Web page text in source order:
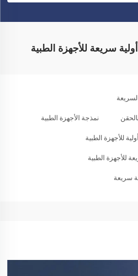
سريعة للأجهزة الطبية
نمذجة الأجهزة الطبية
للأجهزة الطبية
للأجهزة الطبية
سريعة